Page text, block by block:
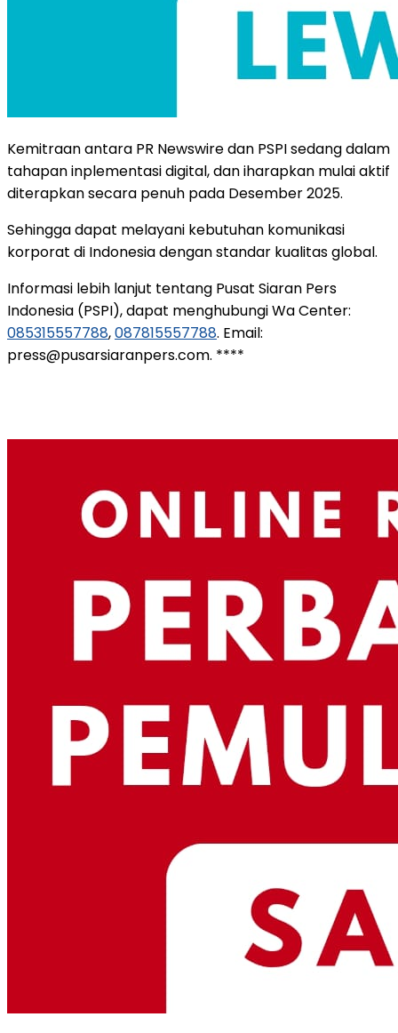
Kemitraan antara PR Newswire dan PSPI sedang dalam
tahapan inplementasi digital, dan iharapkan mulai aktif
diterapkan secara penuh pada Desember 2025.
Sehingga dapat melayani kebutuhan komunikasi
korporat di Indonesia dengan standar kualitas global.
Informasi lebih lanjut tentang Pusat Siaran Pers
Indonesia (PSPI), dapat menghubungi Wa Center:
085315557788,087815557788. Email:
press@pusarsiaranpers.com. ****